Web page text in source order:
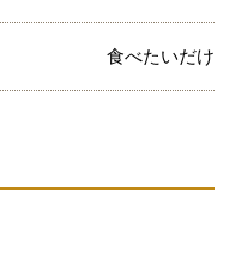
食べたいだけ